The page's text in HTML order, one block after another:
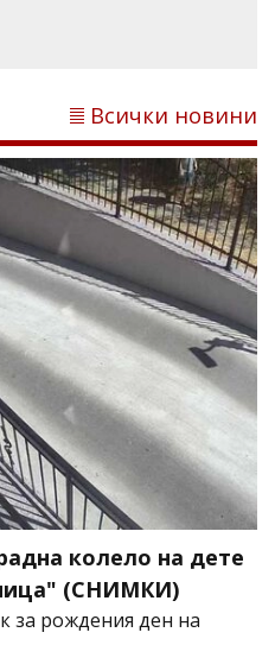
Всички новини
колело на дете
(СНИМКИ)
за рождения ден на